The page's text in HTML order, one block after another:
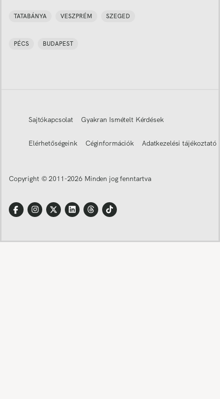
TATABÁNYA VESZPRÉM SZEGED
PÉCS BUDAPEST
Sajtókapcsolat Gyakran Ismételt Kérdések
Elérhetőségeink Céginformációk Adatkezelési tájékoztató
Copyright © 2011-2026 Minden jog fenntartva